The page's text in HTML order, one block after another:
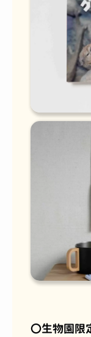
〇生物園